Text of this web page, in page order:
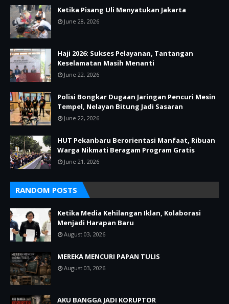
Ketika Pisang Uli Menyatukan Jakarta
June 28, 2026
Haji 2026: Sukses Pelayanan, Tantangan
Keselamatan Masih Menanti
June 22, 2026
Polisi Bongkar Dugaan Jaringan Pencuri Mesin
Tempel, Nelayan Bitung Jadi Sasaran
June 22, 2026
HUT Pekanbaru Berorientasi Manfaat, Ribuan
Warga Nikmati Beragam Program Gratis
June 21, 2026
RANDOM POSTS
Ketika Media Kehilangan Iklan, Kolaborasi
Menjadi Harapan Baru
August 03, 2026
MEREKA MENCURI PAPAN TULIS
August 03, 2026
AKU BANGGA JADI KORUPTOR